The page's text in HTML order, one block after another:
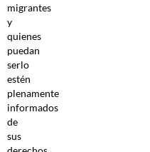
migrantes
y
quienes
puedan
serlo
estén
plenamente
informados
de
sus